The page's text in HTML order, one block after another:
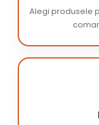
Alegi produsele